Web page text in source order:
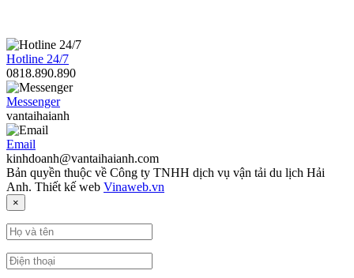
Hotline 24/7
0818.890.890
Messenger
vantaihaianh
Email
kinhdoanh@vantaihaianh.com
Bản quyền thuộc về Công ty TNHH dịch vụ vận tải du lịch Hải
Anh. Thiết kế web Vinaweb.vn
×